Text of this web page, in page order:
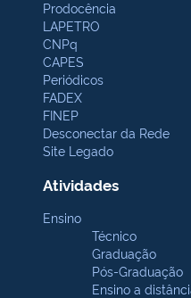
Prodocência
LAPETRO
CNPq
CAPES
Periódicos
FADEX
FINEP
Desconectar da Rede
Site Legado
Atividades
Ensino
Técnico
Graduação
Pós-Graduação
Ensino a